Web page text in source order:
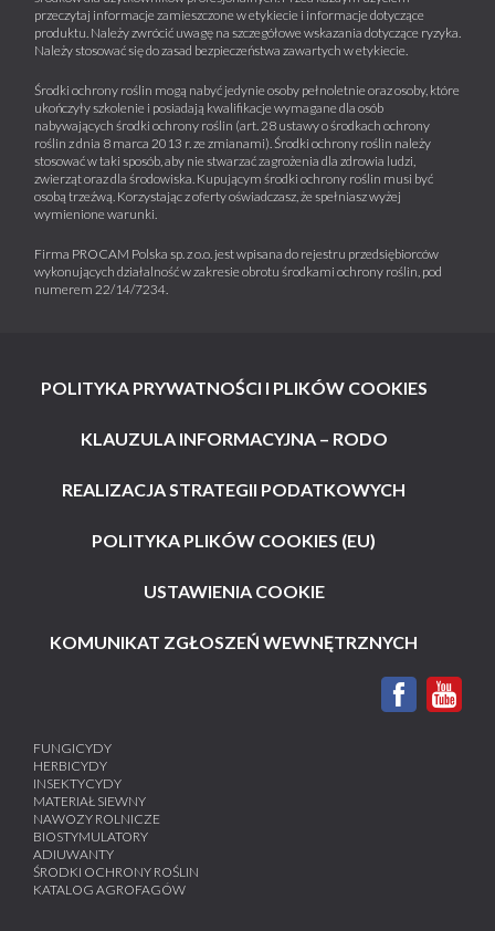
przeczytaj informacje zamieszczone w etykiecie i informacje dotyczące
produktu. Należy zwrócić uwagę na szczegółowe wskazania dotyczące ryzyka.
Należy stosować się do zasad bezpieczeństwa zawartych w etykiecie.
Środki ochrony roślin mogą nabyć jedynie osoby pełnoletnie oraz osoby, które
ukończyły szkolenie i posiadają kwalifikacje wymagane dla osób
nabywających środki ochrony roślin (art. 28 ustawy o środkach ochrony
roślin z dnia 8 marca 2013 r. ze zmianami). Środki ochrony roślin należy
stosować w taki sposób, aby nie stwarzać zagrożenia dla zdrowia ludzi,
zwierząt oraz dla środowiska. Kupującym środki ochrony roślin musi być
osobą trzeźwą. Korzystając z oferty oświadczasz, że spełniasz wyżej
wymienione warunki.
Firma PROCAM Polska sp. z o.o. jest wpisana do rejestru przedsiębiorców
wykonujących działalność w zakresie obrotu środkami ochrony roślin, pod
numerem 22/14/7234.
POLITYKA PRYWATNOŚCI I PLIKÓW COOKIES
KLAUZULA INFORMACYJNA – RODO
REALIZACJA STRATEGII PODATKOWYCH
POLITYKA PLIKÓW COOKIES (EU)
USTAWIENIA COOKIE
KOMUNIKAT ZGŁOSZEŃ WEWNĘTRZNYCH
FUNGICYDY
HERBICYDY
INSEKTYCYDY
MATERIAŁ SIEWNY
NAWOZY ROLNICZE
BIOSTYMULATORY
ADIUWANTY
ŚRODKI OCHRONY ROŚLIN
KATALOG AGROFAGÓW